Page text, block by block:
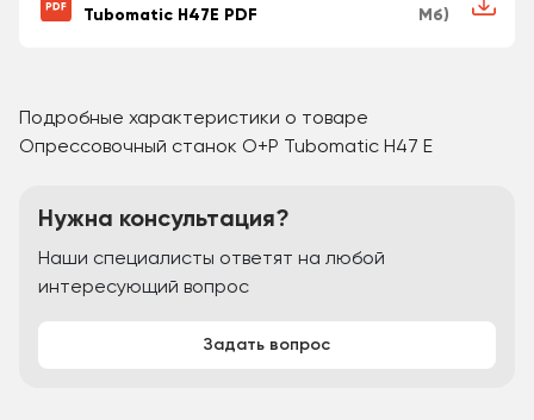
Tubomatic H47E PDF
Мб)
Подробные характеристики о товаре
Опрессовочный станок O+P Tubomatic H47 E
Нужна консультация?
Наши специалисты ответят на любой
интересующий вопрос
Задать вопрос